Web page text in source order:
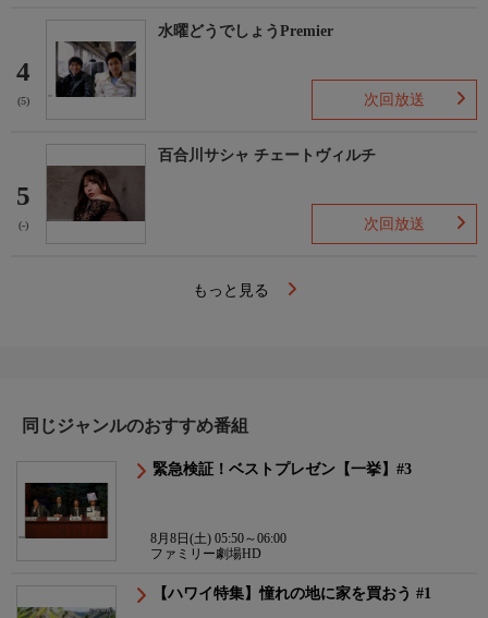
4
(5)
水曜どうでしょうPremier
次回放送
5
(-)
百合川サシャ チェートヴィルチ
次回放送
もっと見る
同じジャンルのおすすめ番組
緊急検証！ベストプレゼン【一挙】#3
8月8日(土) 05:50～06:00
ファミリー劇場HD
【ハワイ特集】憧れの地に家を買おう #1